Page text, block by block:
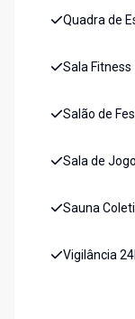
Quadra de
Sala Fitness
Salão de
Sala de
Sauna
Vigilância